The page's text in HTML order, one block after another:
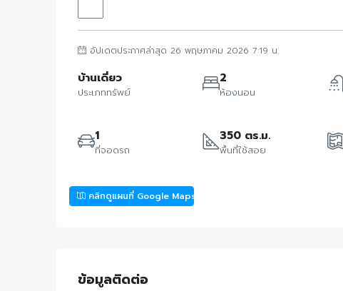
อัปเดตประกาศล่าสุด 26 พฤษภาคม 2026 7:19 น.
บ้านเดี่ยว
ประเภททรัพย์
2
ห้องนอน
1
ที่จอดรถ
350 ตร.ม.
พื้นที่ใช้สอย
คลิกดูแผนที่ Google Maps
ข้อมูลติดต่อ